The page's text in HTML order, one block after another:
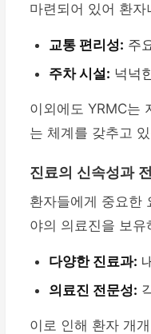
마련되어 있어 환
교통 편리성: 주
주차 시설: 넉넉
이외에도 YRMC는
는 체계를 갖추고
진료의 신속성과
환자들에게 중요한
야의 의료진을 보유
다양한 진료과:
의료진 전문성:
이로 인해 환자 개